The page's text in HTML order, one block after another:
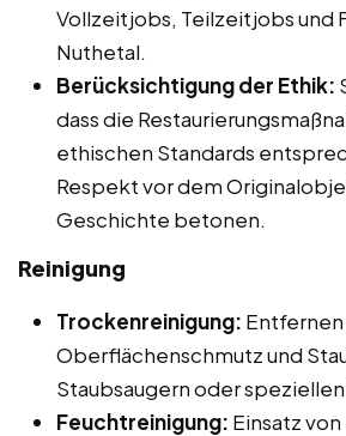
Vollzeitjobs, Teilzeitjobs und
Nuthetal.
Berücksichtigung der Ethik:
dass die
ethischen Standards
Respekt vor dem
Geschichte betonen.
Reinigung
Trockenreinigung: Entfernen
Oberflächenschmutz und
Staubsaugern oder
Feuchtreinigung: Einsatz